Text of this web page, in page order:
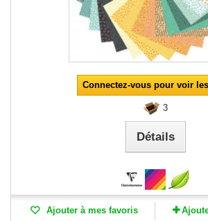
Connectez-vous pour voir
3
Détails
Ajouter à mes favoris